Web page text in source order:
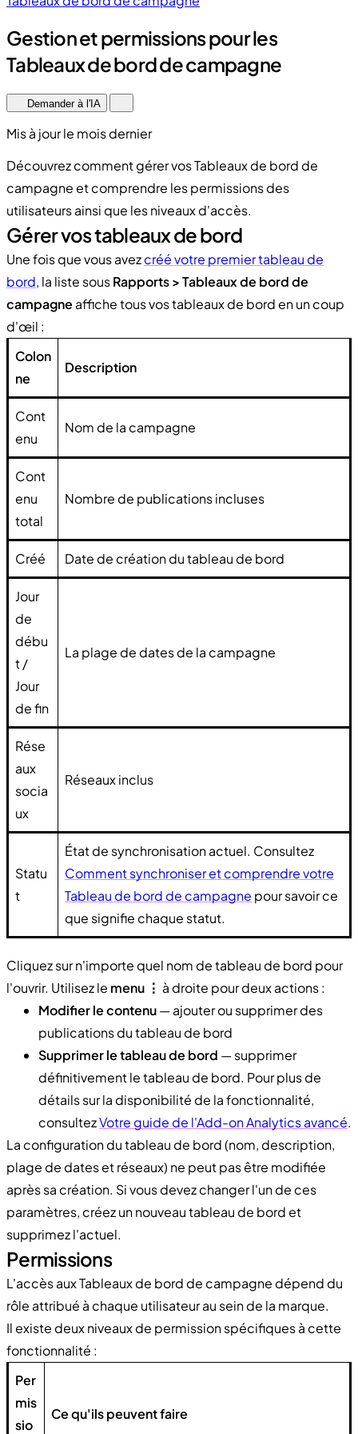
Gestion et permissions pour les
Tableaux de bord de campagne
Demander à l'IA
Mis à jour le mois dernier
Découvrez comment gérer vos Tableaux de bord de
campagne et comprendre les permissions des
utilisateurs ainsi que les niveaux d'accès.
Gérer vos tableaux de bord
Une fois que vous avezcréé votre premier tableau de
bord, la liste sousRapports > Tableaux de bord de
campagne affiche tous vos tableaux de bord en un coup
d'œil :
Colon
ne
Description
Cont
enu
Nom de la campagne
Cont
enu
total
Nombre de publications incluses
Créé Date de création du tableau de bord
Jour
de
débu
t /
Jour
de fin
La plage de dates de la campagne
Rése
aux
socia
ux
Réseaux inclus
Statu
t
État de synchronisation actuel. Consultez
Comment synchroniser et comprendre votre
Tableau de bord de campagne pour savoir ce
que signifie chaque statut.
Cliquez sur n'importe quel nom de tableau de bord pour
l'ouvrir. Utilisez le menu ⋮ à droite pour deux actions :
Modifier le contenu— ajouter ou supprimer des
publications du tableau de bord
Supprimer le tableau de bord — supprimer
définitivement le tableau de bord. Pour plus de
détails sur la disponibilité de la fonctionnalité,
consultezVotre guide de l'Add-on Analytics avancé.
La configuration du tableau de bord (nom, description,
plage de dates et réseaux) ne peut pas être modifiée
après sa création. Si vous devez changer l'un de ces
paramètres, créez un nouveau tableau de bord et
supprimez l'actuel.
Permissions
L'accès aux Tableaux de bord de campagne dépend du
rôle attribué à chaque utilisateur au sein de la marque.
Il existe deux niveaux de permission spécifiques à cette
fonctionnalité :
Per
mis
sio
Ce qu'ils peuvent faire